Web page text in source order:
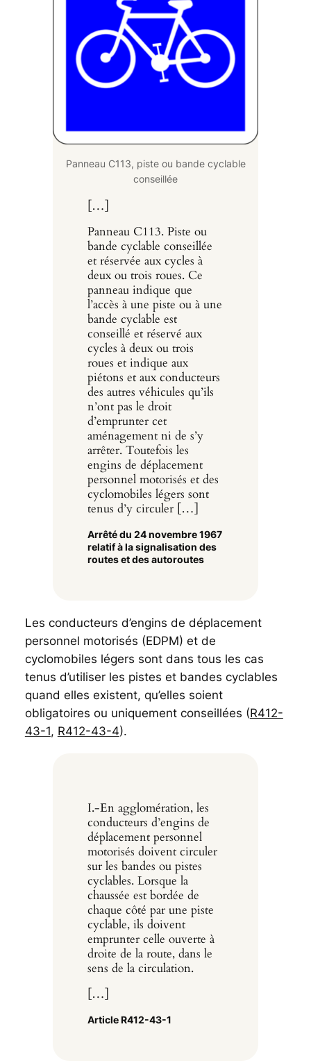
Panneau C113, piste ou bande cyclable
conseillée
[…]
Panneau C113. Piste ou
bande cyclable conseillée
et réservée aux cycles à
deux ou trois roues. Ce
panneau indique que
l’accès à une piste ou à une
bande cyclable est
conseillé et réservé aux
cycles à deux ou trois
roues et indique aux
piétons et aux conducteurs
des autres véhicules qu’ils
n’ont pas le droit
d’emprunter cet
aménagement ni de s’y
arrêter. Toutefois les
engins de déplacement
personnel motorisés et des
cyclomobiles légers sont
tenus d’y circuler […]
Arrêté du 24 novembre 1967
relatif à la signalisation des
routes et des autoroutes
Les conducteurs d’engins de déplacement
personnel motorisés (EDPM) et de
cyclomobiles légers sont dans tous les cas
tenus d’utiliser les pistes et bandes cyclables
quand elles existent, qu’elles soient
obligatoires ou uniquement conseillées (R412-
43-1, R412-43-4).
I.-En agglomération, les
conducteurs d’engins de
déplacement personnel
motorisés doivent circuler
sur les bandes ou pistes
cyclables. Lorsque la
chaussée est bordée de
chaque côté par une piste
cyclable, ils doivent
emprunter celle ouverte à
droite de la route, dans le
sens de la circulation.
[…]
Article R412-43-1